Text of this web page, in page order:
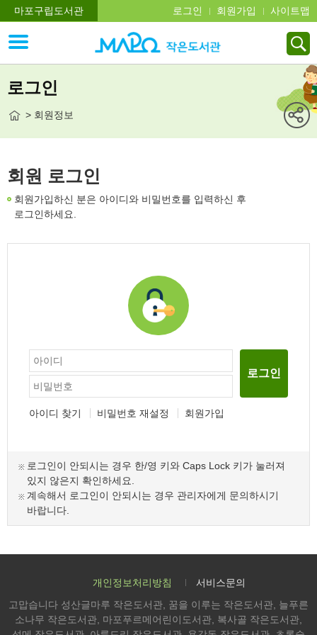
마포구립도서관 로그인 회원가입 사이트맵
로그인
> 회원정보
회원 로그인
회원가입하신 분은 아이디와 비밀번호를 입력하신 후
로그인하세요.
로그인
아이디 찾기 비밀번호 재설정 회원가입
로그인이 안되시는 경우 한/영 키와 Caps Lock 키가 눌러져
있지 않은지 확인하세요.
계속해서 로그인이 안되시는 경우 관리자에게 문의하시기
바랍니다.
개인정보처리방침
서비스문의
고맙습니다 성산글마루 작은도서관, 꿈을 이루는 작은도서관, 늘푸른
소나무 작은도서관, 마포푸르메어린이도서관, 복사골 작은도서관,